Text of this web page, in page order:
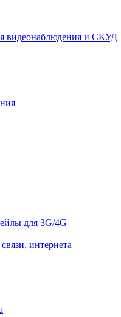
видеонаблюдения и СКУД
для 3G/4G
интернета